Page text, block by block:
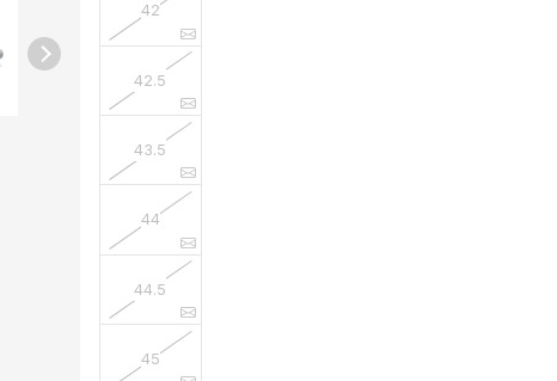
42
42.5
43.5
44
44.5
45